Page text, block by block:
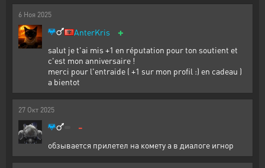
6 Ноя 2025
AnterKris +
salut je t'ai mis +1 en réputation pour ton soutient et
c'est mon anniversaire !
merci pour l'entraide ( +1 sur mon profil :) en cadeau )
a bientot
27 Окт 2025
-
обзывается прилетел на комету а в диалоге игнор